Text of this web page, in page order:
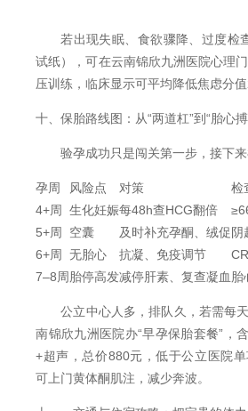
若出现失眠、食欲骤降、过度检
试纸），可在云南锦欣九洲医院心理
压训练，临床显示可平均降低焦虑分值
十、保胎路线图：从“两道杠”到“胎心
验孕成功只是闯关第一步，接下来
孕周 风险点 对策
检
4+周
生化妊娠每48h查HCG翻倍
5+周
空囊 及时补充孕酮、绒促阴
6+周
无胎心 抗凝、免疫调节
7–8周 胎停高发减停肝素、复查凝血 胎
公立中心人多，排队久，若需每
南锦欣九洲医院办“早孕保胎套餐”，
+超声，总价880元，低于公立医院
可上门黄体酮肌注，减少奔波。